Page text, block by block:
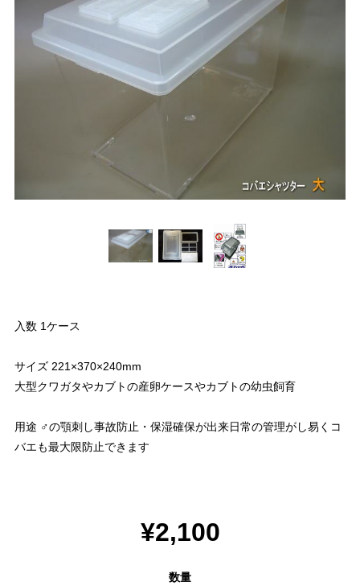
入数 1ケース
サイズ 221×370×240mm
大型クワガタやカブトの産卵ケースやカブトの幼虫飼育
用途 ♂の顎刺し事故防止・保湿確保が出来日常の管理がし易くコ
バエも最大限防止できます
¥2,100
数量